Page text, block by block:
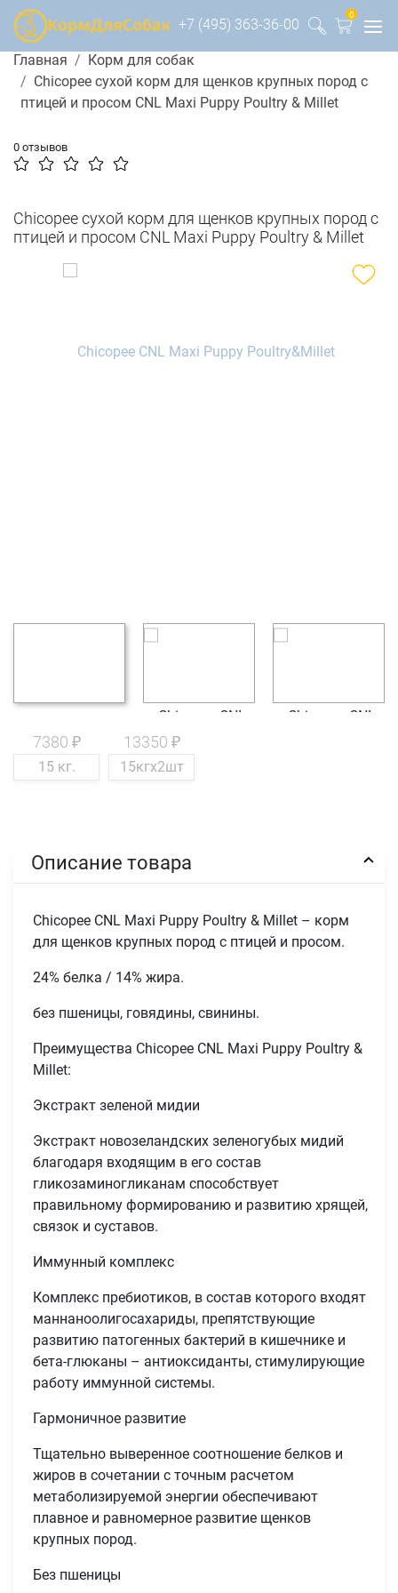
+7 (495) 363-36-00
0
Главная
Корм для собак
Chicopee сухой корм для щенков крупных пород с
птицей и просом CNL Maxi Puppy Poultry & Millet
0 отзывов
Chicopee сухой корм для щенков крупных пород с
птицей и просом CNL Maxi Puppy Poultry & Millet
7380 ₽
15 кг.
13350 ₽
15кгх2шт
Описание товара
Chicopee CNL Maxi Puppy Poultry & Millet – корм
для щенков крупных пород с птицей и просом.
24% белка / 14% жира.
без пшеницы, говядины, свинины.
Преимущества Chicopee CNL Maxi Puppy Poultry &
Millet:
Экстракт зеленой мидии
Экстракт новозеландских зеленогубых мидий
благодаря входящим в его состав
гликозаминогликанам способствует
правильному формированию и развитию хрящей,
связок и суставов.
Иммунный комплекс
Комплекс пребиотиков, в состав которого входят
маннаноолигосахариды, препятствующие
развитию патогенных бактерий в кишечнике и
бета-глюканы – антиоксиданты, стимулирующие
работу иммунной системы.
Гармоничное развитие
Тщательно выверенное соотношение белков и
жиров в сочетании с точным расчетом
метаболизируемой энергии обеспечивают
плавное и равномерное развитие щенков
крупных пород.
Без пшеницы